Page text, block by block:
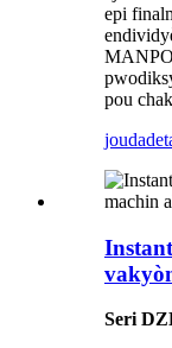
epi
pou
jouda
Seri